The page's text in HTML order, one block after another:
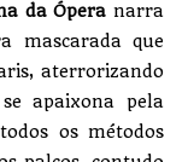
da Ópera narra
mascarada que
aterrorizando
apaixona pela
os métodos